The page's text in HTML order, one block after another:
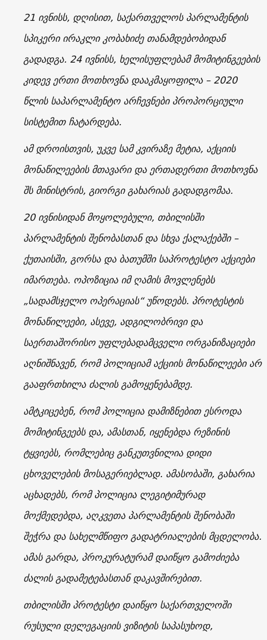
21 ივნისს, დღისით, საქართველოს პარლამენტის
სპიკერი ირაკლი კობახიძე თანამდებობიდან
გადადგა. 24 ივნისს, ხელისუფლებამ მომიტინგეების
კიდევ ერთი მოთხოვნა დააკმაყოფილა – 2020
წლის საპარლამენტო არჩევნები პროპორციული
სისტემით ჩატარდება.
ამ დროისთვის, უკვე სამ კვირაზე მეტია, აქციის
მონაწილეების მთავარი და ერთადერთი მოთხოვნა
შს მინისტრის, გიორგი გახარიას გადადგომაა.
20 ივნისიდან მოყოლებული, თბილისში
პარლამენტის შენობასთან და სხვა ქალაქებში –
ქუთაისში, გორსა და ბათუმში საპროტესტო აქციები
იმართება. ოპოზიცია იმ ღამის მოვლენებს
„სადამსჯელო ოპერაციას“ უწოდებს. პროტესტის
მონაწილეები, ასევე, ადგილობრივი და
საერთაშორისო უფლებადამცველი ორგანიზაციები
აღნიშნავენ, რომ პოლიციამ აქციის მონაწილეები არ
გააფრთხილა ძალის გამოყენებამდე.
ამტკიცებენ, რომ პოლიცია დამიზნებით ესროდა
მომიტინგეებს და, ამასთან, იყენებდა რეზინის
ტყვიებს, რომლებიც განკუთვნილია დიდი
ცხოველების მოსაგერიებლად. ამასობაში, გახარია
აცხადებს, რომ პოლიცია ლეგიტიმურად
მოქმედებდა, აღკვეთა პარლამენტის შენობაში
შეჭრა და სახელმწიფო გადატრიალების მცდელობა.
ამას გარდა, პროკურატურამ დაიწყო გამოძიება
ძალის გადამეტებასთან დაკავშირებით.
თბილისში პროტესტი დაიწყო საქართველოში
რუსული დელეგაციის ვიზიტის საპასუხოდ,